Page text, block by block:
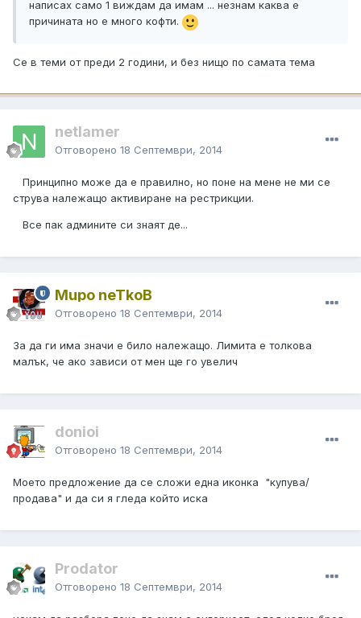
написах само 1 виждам да имам ... незнам каква е
причината но е много кофти.
Се в теми от преди 2 години, и без нищо по самата тема
netlamer
Отговорено 18 Септември, 2014
Принципно може да е правилно, но поне на мене не ми се
струва належащо активиране на рестрикции.
Все пак админите си знаят де...
Mupo neTkoB
Отговорено 18 Септември, 2014
За да ги има значи е било належащо. Лимита е толкова
малък, че ако зависи от мен ще го увелич
donioi
Отговорено 18 Септември, 2014
Моето предложение да се сложи една иконка "купува/
продава" и да си я гледа който иска
Prodator
Отговорено 18 Септември, 2014